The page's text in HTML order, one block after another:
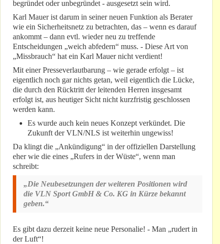
begründet oder unbegründet - ausgesetzt sein wird.
Karl Mauer ist darum in seiner neuen Funktion als Berater
wie ein Sicherheitsnetz zu betrachten, das – wenn es darauf
ankommt – dann evtl. wieder neu zu treffende
Entscheidungen „weich abfedern“ muss. - Diese Art von
„Missbrauch“ hat ein Karl Mauer nicht verdient!
Mit einer Presseverlautbarung – wie gerade erfolgt – ist
eigentlich noch gar nichts getan, weil eigentlich die Lücke,
die durch den Rücktritt der leitenden Herren insgesamt
erfolgt ist, aus heutiger Sicht nicht kurzfristig geschlossen
werden kann.
Es wurde auch kein neues Konzept verkündet. Die
Zukunft der VLN/NLS ist weiterhin ungewiss!
Da klingt die „Ankündigung“ in der offiziellen Darstellung
eher wie die eines „Rufers in der Wüste“, wenn man
schreibt:
„Die Neubesetzungen der weiteren Positionen wird
die VLN Sport GmbH & Co. KG in Kürze bekannt
geben.“
Es gibt dazu derzeit keine neue Personalie! - Man „rudert in
der Luft“!